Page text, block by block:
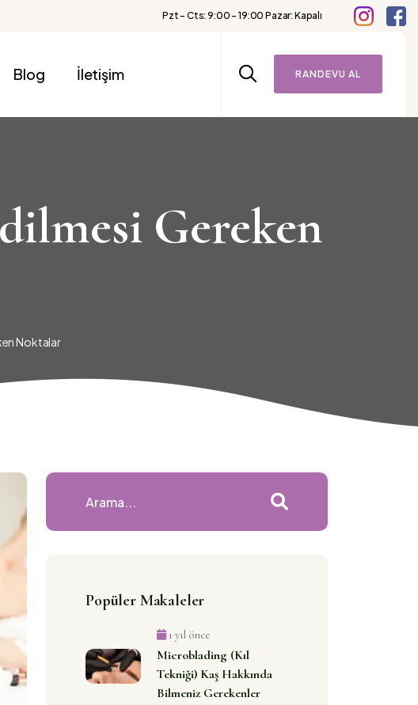
Pzt - Cts: 9:00 – 19:00 Pazar: Kapalı
Blog İletişim RANDEVU AL
Gereken
Noktalar
Popüler Makaleler
1 yıl önce
Microblading (Kıl
Tekniği) Kaş Hakkında
Bilmeniz Gerekenler